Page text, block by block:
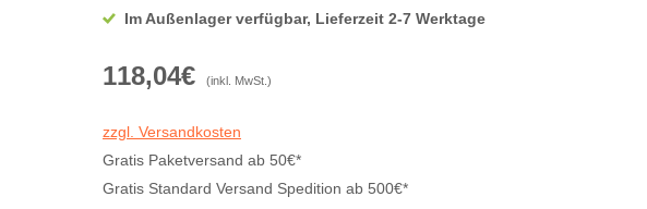
Im Außenlager verfügbar, Lieferzeit 2-7 Werktage
118,04€ (inkl. MwSt.)
zzgl. Versandkosten
Gratis Paketversand ab 50€*
Gratis Standard Versand Spedition ab 500€*